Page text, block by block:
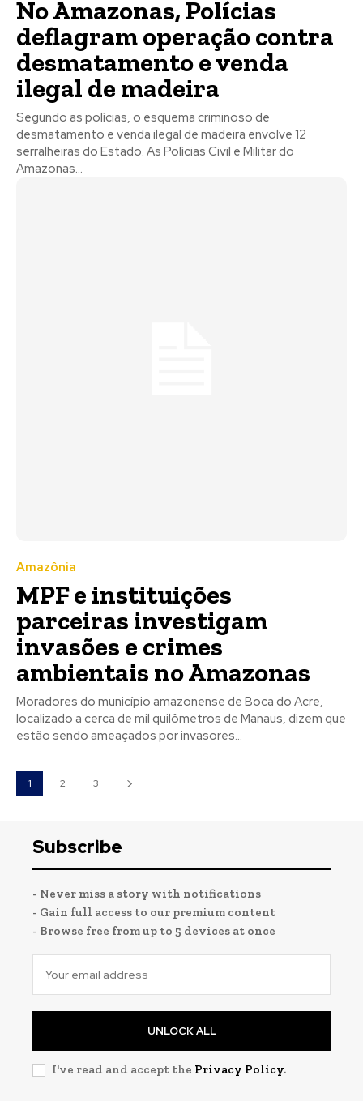
No Amazonas, Polícias
deflagram operação contra
desmatamento e venda
ilegal de madeira
Segundo as polícias, o esquema criminoso de
desmatamento e venda ilegal de madeira envolve 12
serralheiras do Estado. As Polícias Civil e Militar do
Amazonas...
Amazônia
MPF e instituições
parceiras investigam
invasões e crimes
ambientais no Amazonas
Moradores do município amazonense de Boca do Acre,
localizado a cerca de mil quilômetros de Manaus, dizem que
estão sendo ameaçados por invasores...
1 2 3
Subscribe
- Never miss a story with notifications
- Gain full access to our premium content
- Browse free from up to 5 devices at once
UNLOCK ALL
I've read and accept the Privacy Policy.